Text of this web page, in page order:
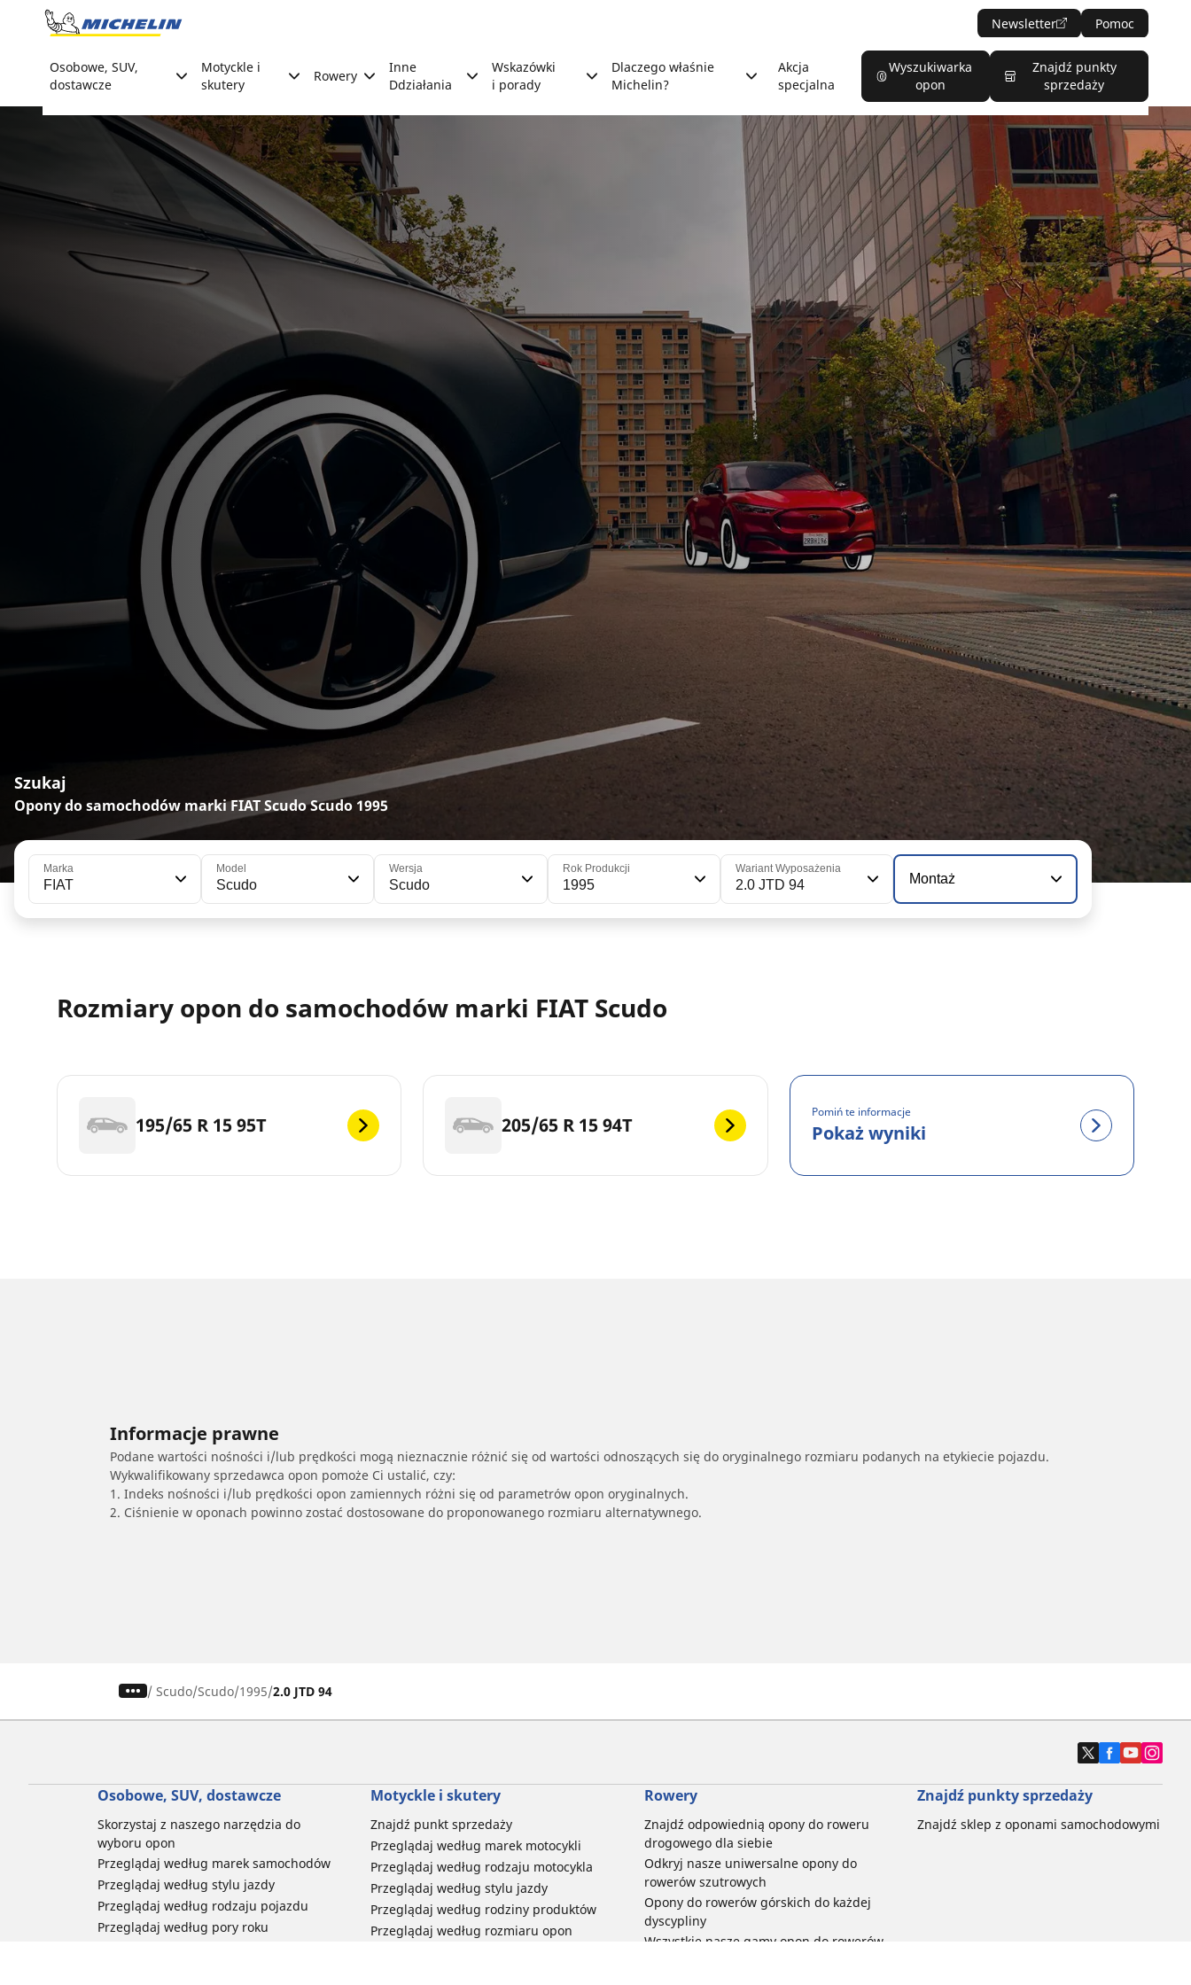
Go to page content
Newsletter Pomoc
Osobowe, SUV,
dostawcze
Motyckle i
skutery
Rowery
Inne
Ddziałania
Wskazówki
i porady
Dlaczego właśnie
Michelin?
Akcja
specjalna
Wyszukiwarka
opon
Znajdź punkty
sprzedaży
Szukaj
Opony do samochodów marki FIAT Scudo Scudo 1995
Marka
FIAT
Model
Scudo
Wersja
Scudo
Rok Produkcji
1995
Wariant Wyposażenia
2.0 JTD 94 Montaż
Rozmiary opon do samochodów marki FIAT Scudo
195/65 R 15 95T 205/65 R 15 94T
Pomiń te informacje
Pokaż wyniki
Informacje prawne
Podane wartości nośności i/lub prędkości mogą nieznacznie różnić się od wartości odnoszących się do oryginalnego rozmiaru podanych na etykiecie pojazdu.
Wykwalifikowany sprzedawca opon pomoże Ci ustalić, czy:
1. Indeks nośności i/lub prędkości opon zamiennych różni się od parametrów opon oryginalnych.
2. Ciśnienie w oponach powinno zostać dostosowane do proponowanego rozmiaru alternatywnego.
/ Scudo Scudo 1995 2.0 JTD 94
Osobowe, SUV, dostawcze
Skorzystaj z naszego narzędzia do
wyboru opon
Przeglądaj według marek samochodów
Przeglądaj według stylu jazdy
Przeglądaj według rodzaju pojazdu
Przeglądaj według pory roku
Motyckle i skutery
Znajdź punkt sprzedaży
Przeglądaj według marek motocykli
Przeglądaj według rodzaju motocykla
Przeglądaj według stylu jazdy
Przeglądaj według rodziny produktów
Przeglądaj według rozmiaru opon
Rowery
Znajdź odpowiednią opony do roweru
drogowego dla siebie
Odkryj nasze uniwersalne opony do
rowerów szutrowych
Opony do rowerów górskich do każdej
dyscypliny
Wszystkie nasze gamy opon do rowerów
Znajdź punkty sprzedaży
Znajdź sklep z oponami samochodowymi